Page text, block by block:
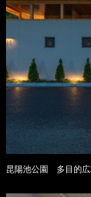
昆陽池公園 多目的広